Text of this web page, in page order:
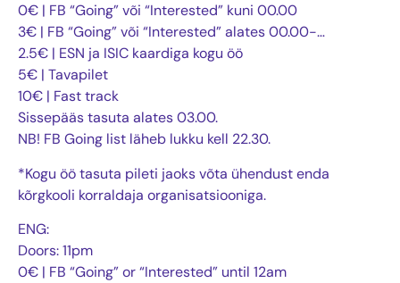
0€ | FB “Going” või “Interested” kuni 00.00
3€ | FB “Going” või “Interested” alates 00.00-…
2.5€ | ESN ja ISIC kaardiga kogu öö
5€ | Tavapilet
10€ | Fast track
Sissepääs tasuta alates 03.00.
NB! FB Going list läheb lukku kell 22.30.
*Kogu öö tasuta pileti jaoks võta ühendust enda
kõrgkooli korraldaja organisatsiooniga.
ENG:
Doors: 11pm
0€ | FB “Going” or “Interested” until 12am